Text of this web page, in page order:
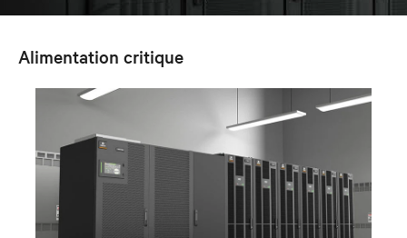
Alimentation critique